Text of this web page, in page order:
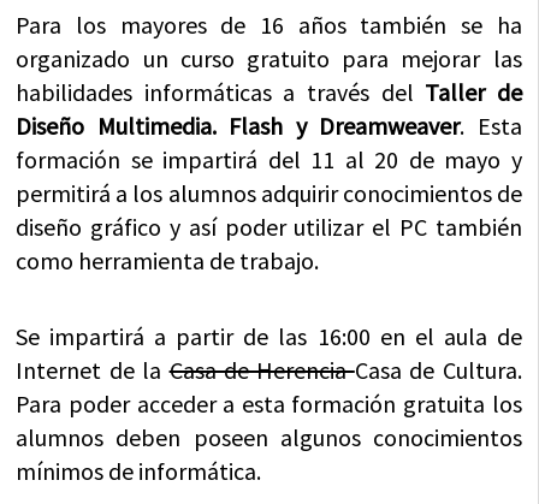
Para los mayores de 16 años también se ha
organizado un curso gratuito para mejorar las
habilidades informáticas a través del Taller de
Diseño Multimedia. Flash y Dreamweaver. Esta
formación se impartirá del 11 al 20 de mayo y
permitirá a los alumnos adquirir conocimientos de
diseño gráfico y así poder utilizar el PC también
como herramienta de trabajo.
Se impartirá a partir de las 16:00 en el aula de
Internet de laCasa de HerenciaCasa de Cultura.
Para poder acceder a esta formación gratuita los
alumnos deben poseen algunos conocimientos
mínimos de informática.